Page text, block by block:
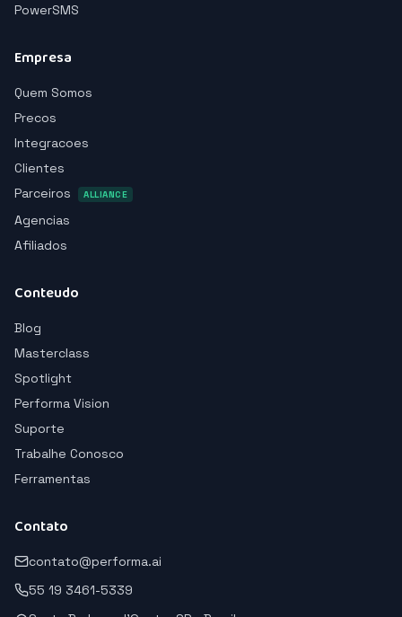
PowerSMS
Empresa
Quem Somos
Precos
Integracoes
Clientes
Parceiros
ALLIANCE
Agencias
Afiliados
Conteudo
Blog
Masterclass
Spotlight
Performa Vision
Suporte
Trabalhe Conosco
Ferramentas
Contato
contato@performa.ai
55 19 3461-5339